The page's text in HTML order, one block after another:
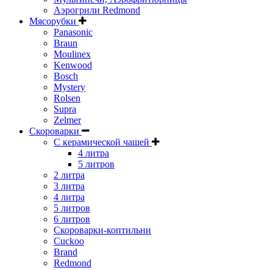
Аэрогрили Redmond
Мясорубки
Panasonic
Braun
Moulinex
Kenwood
Bosch
Mystery
Rolsen
Supra
Zelmer
Скороварки
С керамической чашей
4 литра
5 литров
2 литра
3 литра
4 литра
5 литров
6 литров
Скороварки-коптильни
Cuckoo
Brand
Redmond